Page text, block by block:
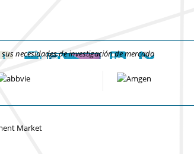
necesidades de investigación de mercado